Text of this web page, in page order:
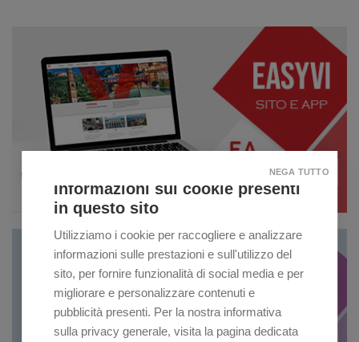
Informazioni sui cookie presenti
in questo sito
Utilizziamo i cookie per raccogliere e analizzare
informazioni sulle prestazioni e sull'utilizzo del
sito, per fornire funzionalità di social media e per
migliorare e personalizzare contenuti e
pubblicità presenti. Per la nostra informativa
sulla privacy generale, visita la pagina dedicata
NEGA TUTTO